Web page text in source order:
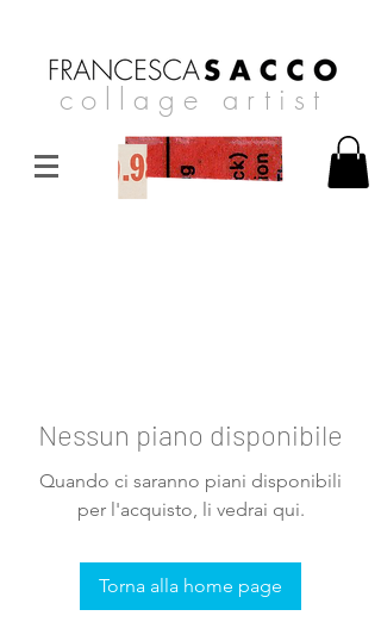
collage artist
Nessun piano disponibile
Quando ci saranno piani disponibili
per l'acquisto, li vedrai qui.
Torna alla home page